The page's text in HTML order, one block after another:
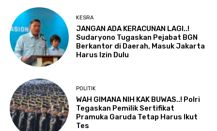
KESRA
JANGAN ADA KERACUNAN LAGI..!
Sudaryono Tugaskan Pejabat BGN
Berkantor di Daerah, Masuk Jakarta
Harus Izin Dulu
POLITIK
WAH GIMANA NIH KAK BUWAS..! Polri
Tegaskan Pemilik Sertifikat
Pramuka Garuda Tetap Harus Ikut
Tes